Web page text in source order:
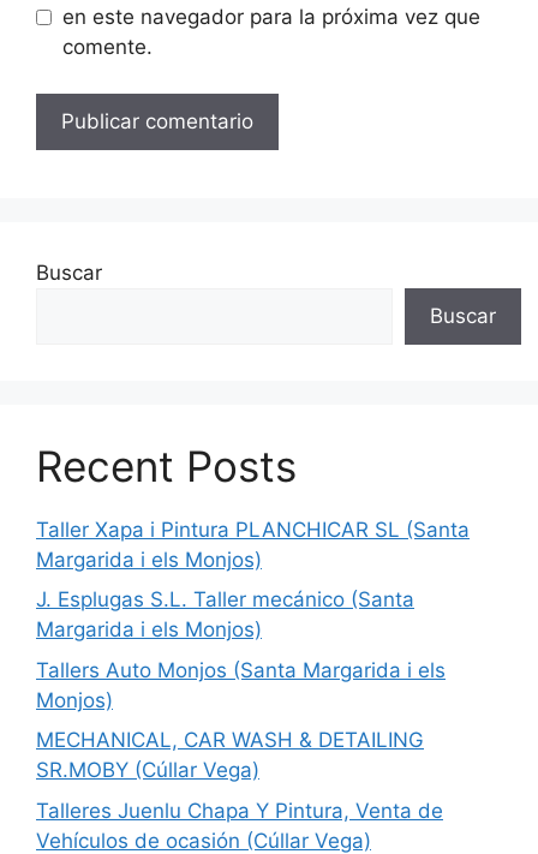
en este navegador para la próxima vez que
comente.
Buscar
Buscar
Recent Posts
Taller Xapa i Pintura PLANCHICAR SL (Santa
Margarida i els Monjos)
J. Esplugas S.L. Taller mecánico (Santa
Margarida i els Monjos)
Tallers Auto Monjos (Santa Margarida i els
Monjos)
MECHANICAL, CAR WASH & DETAILING
SR.MOBY (Cúllar Vega)
Talleres Juenlu Chapa Y Pintura, Venta de
Vehículos de ocasión (Cúllar Vega)